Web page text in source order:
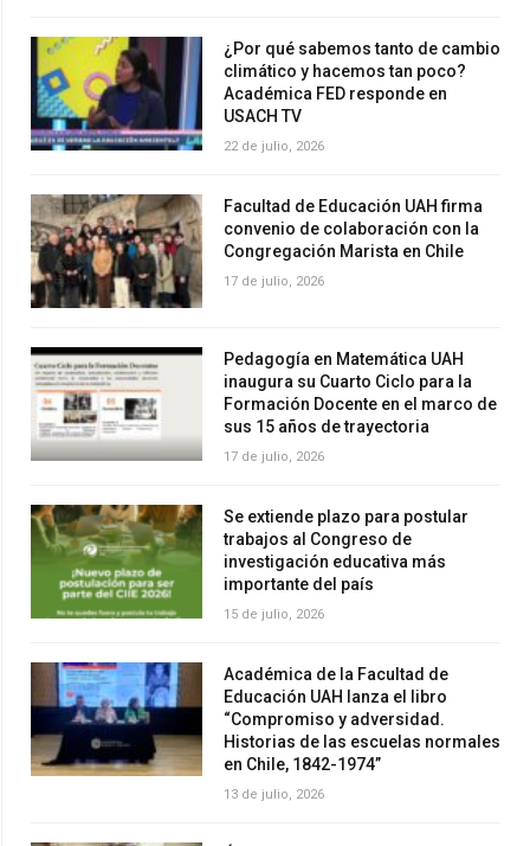
¿Por qué sabemos tanto de cambio
climático y hacemos tan poco?
Académica FED responde en
USACH TV
22 de julio, 2026
Facultad de Educación UAH firma
convenio de colaboración con la
Congregación Marista en Chile
17 de julio, 2026
Pedagogía en Matemática UAH
inaugura su Cuarto Ciclo para la
Formación Docente en el marco de
sus 15 años de trayectoria
17 de julio, 2026
Se extiende plazo para postular
trabajos al Congreso de
investigación educativa más
importante del país
15 de julio, 2026
Académica de la Facultad de
Educación UAH lanza el libro
“Compromiso y adversidad.
Historias de las escuelas normales
en Chile, 1842-1974”
13 de julio, 2026